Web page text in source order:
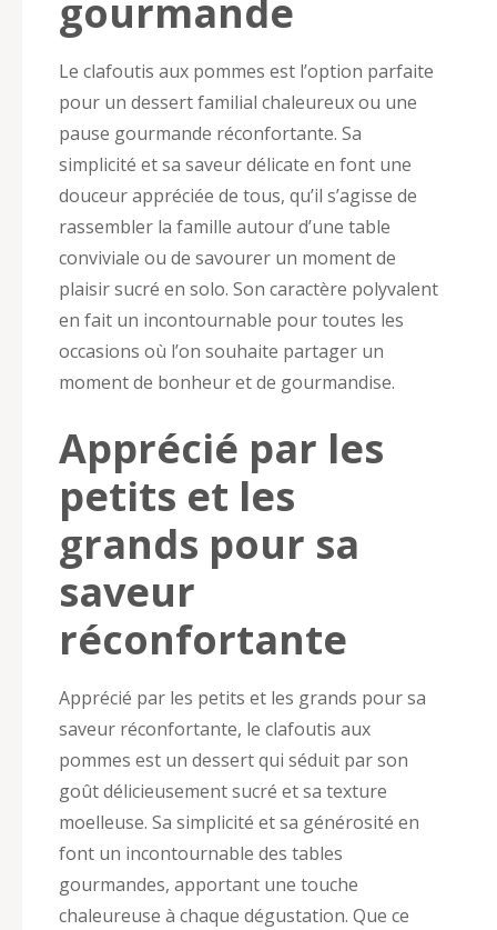
gourmande
Le clafoutis aux pommes est l’option parfaite
pour un dessert familial chaleureux ou une
pause gourmande réconfortante. Sa
simplicité et sa saveur délicate en font une
douceur appréciée de tous, qu’il s’agisse de
rassembler la famille autour d’une table
conviviale ou de savourer un moment de
plaisir sucré en solo. Son caractère polyvalent
en fait un incontournable pour toutes les
occasions où l’on souhaite partager un
moment de bonheur et de gourmandise.
Apprécié par les
petits et les
grands pour sa
saveur
réconfortante
Apprécié par les petits et les grands pour sa
saveur réconfortante, le clafoutis aux
pommes est un dessert qui séduit par son
goût délicieusement sucré et sa texture
moelleuse. Sa simplicité et sa générosité en
font un incontournable des tables
gourmandes, apportant une touche
chaleureuse à chaque dégustation. Que ce